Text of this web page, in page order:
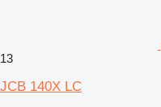
13
JCB 140X LC